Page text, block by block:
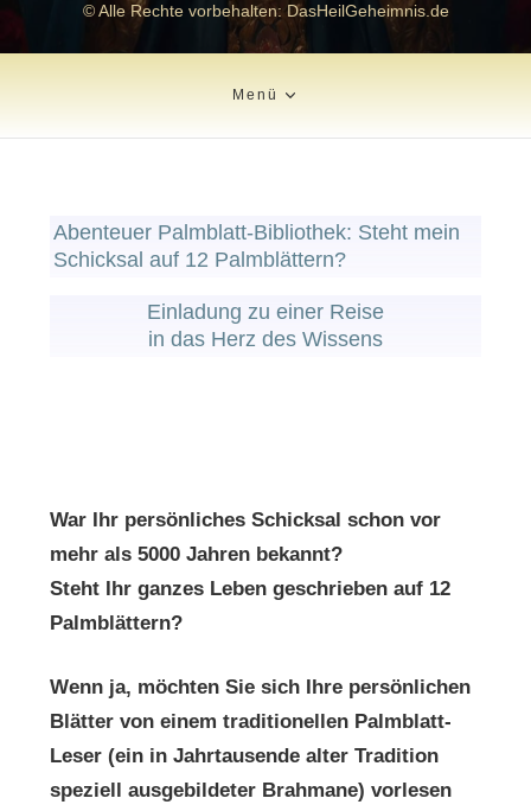
© Alle Rechte vorbehalten: DasHeilGeheimnis.de
Menü
Abenteuer Palmblatt-Bibliothek: Steht mein
Schicksal auf 12 Palmblättern?
Einladung zu einer Reise
in das Herz des Wissens
War Ihr persönliches Schicksal schon vor
mehr als 5000 Jahren bekannt?
Steht Ihr ganzes Leben geschrieben auf 12
Palmblättern?
Wenn ja, möchten Sie sich Ihre persönlichen
Blätter von einem traditionellen Palmblatt-
Leser (ein in Jahrtausende alter Tradition
speziell ausgebildeter Brahmane) vorlesen